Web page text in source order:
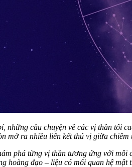
những câu chuyện về các vị thần tối
mở ra nhiều liên kết thú vị giữa
phá từng vị thần tương ứng với
hoàng đạo – liệu có mối quan hệ